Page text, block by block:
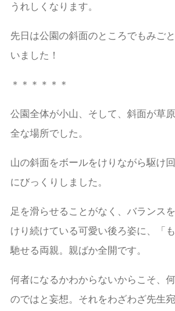
うれしくなります。
先日は公園の斜面のところでもみご
いました！
＊＊＊＊＊＊
公園全体が小山、そして、斜面が草
全な場所でした。
山の斜面をボールをけりながら駆け
にびっくりしました。
足を滑らせることがなく、バランス
けり続けている可愛い後ろ姿に、「
馳せる両親。親ばか全開です。
何者になるかわからないからこそ、
のではと妄想。それをわざわざ先生